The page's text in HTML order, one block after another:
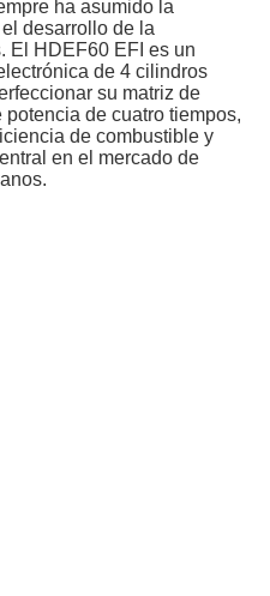
ha asumido la
desarrollo de la
El HDEF60 EFI es un
de 4 cilindros
su matriz de
de cuatro tiempos,
de combustible y
en el mercado de